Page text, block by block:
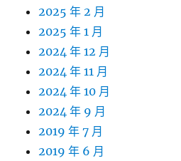
2025 年 2 月
2025 年 1 月
2024 年 12 月
2024 年 11 月
2024 年 10 月
2024 年 9 月
2019 年 7 月
2019 年 6 月